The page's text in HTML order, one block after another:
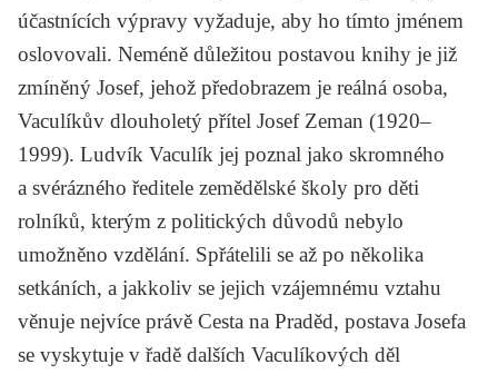
účastnících výpravy vyžaduje, aby ho tímto jménem
oslovovali. Neméně důležitou postavou knihy je již
zmíněný Josef, jehož předobrazem je reálná osoba,
Vaculíkův dlouholetý přítel Josef Zeman (1920–
1999). Ludvík Vaculík jej poznal jako skromného
a svérázného ředitele zemědělské školy pro děti
rolníků, kterým z politických důvodů nebylo
umožněno vzdělání. Spřátelili se až po několika
setkáních, a jakkoliv se jejich vzájemnému vztahu
věnuje nejvíce právě Cesta na Praděd, postava Josefa
se vyskytuje v řadě dalších Vaculíkových děl